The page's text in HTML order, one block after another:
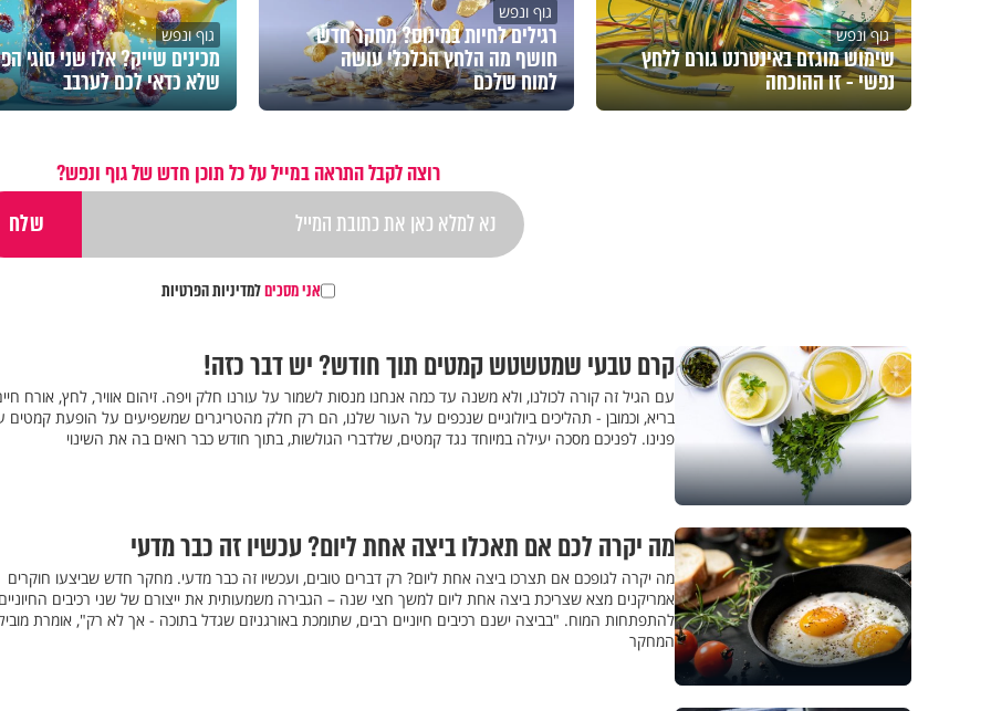
גוף ונפש
שימוש מוגזם באינטרנט גורם ללחץ
נפשי - זו ההוכחה
גוף ונפש
רגילים לחיות במינוס? מחקר חדש
חושף מה הלחץ הכלכלי עושה
למוח שלכם
גוף ונפש
מכינים שייק? אלו שני סוגי
שלא כדאי לכם לערבב
רוצה לקבל התראה במייל על כל תוכן חדש של גוף ונפש?
אני מסכיםלמדיניות הפרטיות
קרם טבעי שמטשטש קמטים תוך חודש? יש דבר כזה!
עם הגיל זה קורה לכולנו, ולא משנה עד כמה אנחנו מנסות לשמור על עורנו חלק ויפה. זיהום אוויר, לחץ, אורח
בריא, וכמובן - תהליכים ביולוגיים שנכפים על העור שלנו, הם רק חלק מהטריגרים שמשפיעים על הופעת קמטים
פנינו. לפניכם מסכה יעילה במיוחד נגד קמטים, שלדברי הגולשות, בתוך חודש כבר רואים בה את השינוי
מה יקרה לכם אם תאכלו ביצה אחת ליום? עכשיו זה כבר מדעי
מה יקרה לגופכם אם תצרכו ביצה אחת ליום? רק דברים טובים, ועכשיו זה כבר מדעי. מחקר חדש שביצעו חוקרים
אמריקנים מצא שצריכת ביצה אחת ליום למשך חצי שנה – הגבירה משמעותית את ייצורם של שני רכיבים החיוניים
להתפתחות המוח. "בביצה ישנם רכיבים חיוניים רבים, שתומכת באורגניזם שגדל בתוכה - אך לא רק", אומרת
המחקר